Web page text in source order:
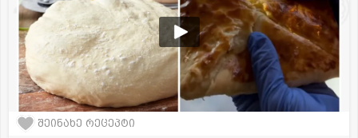
შეინახე რეცეპტი